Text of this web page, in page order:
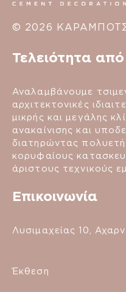
© 2026
Τελειότητα
Αναλαμβάνουμε
αρχιτεκτονικές
μικρής και μεγάλης
ανακαίνισης και
διατηρώντας
κορυφαίους
άριστους τεχνικούς
Επικοινωνία
Λυσιμαχείας 10,
Έκθεση